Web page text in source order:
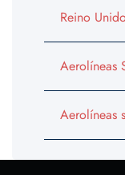
Reino
Aerolíneas
Aerolíneas